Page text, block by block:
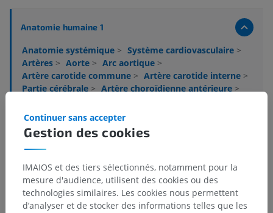
Anatomie humaine 1
Anatomie systémique > Système cardiovasculaire >
Artères > Aorte > Arc aortique >
Artère carotide commune > Artère carotide interne >
Partie cérébrale > Artère choroïdienne antérieure >
Structures sous-jacentes :Il n'y a aucune structure
sous-jacente
Neuroanatomie humaine
Gestion des cookies
Continuer sans accepter
IMAIOS et des tiers sélectionnés, notamment pour la
mesure d'audience, utilisent des cookies ou des
technologies similaires. Les cookies nous permettent
d’analyser et de stocker des informations telles que les